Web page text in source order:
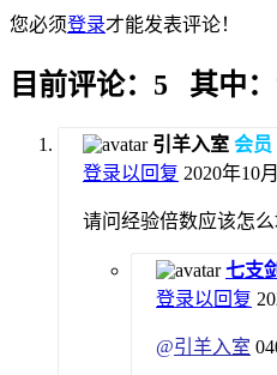
您必须登录才能发表评论！
目前评论：5 其中
引羊入室 会员
登录以回复 2020年10
请问经验倍数应该怎
七支
登录以回复
@引羊入室